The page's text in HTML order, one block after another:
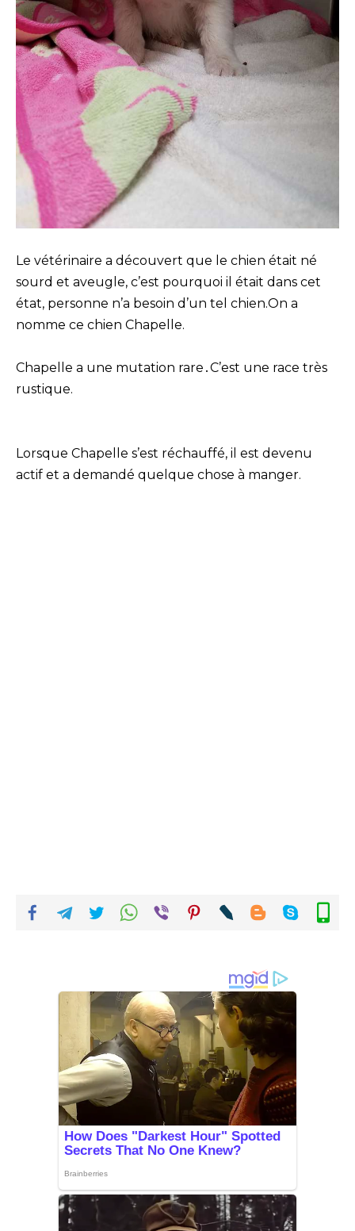
Le vétérinaire a découvert que le chien était né
sourd et aveugle, c’est pourquoi il était dans cet
état, personne n’a besoin d’un tel chien.On a
nomme ce chien Chapelle.
Chapelle a une mutation rare․C’est une race très
rustique.
Lorsque Chapelle s’est réchauffé, il est devenu
actif et a demandé quelque chose à manger.